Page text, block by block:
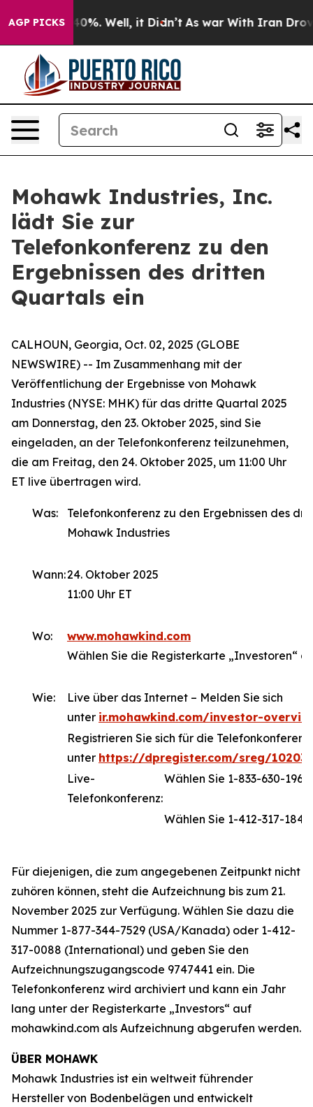
AGP PICKS40%. Well, it Didn’t As war With Iran Drove
Mohawk Industries, Inc.
lädt Sie zur
Telefonkonferenz zu den
Ergebnissen des dritten
Quartals ein
CALHOUN, Georgia, Oct. 02, 2025 (GLOBE
NEWSWIRE) -- Im Zusammenhang mit der
Veröffentlichung der Ergebnisse von Mohawk
Industries (NYSE: MHK) für das dritte Quartal 2025
am Donnerstag, den 23. Oktober 2025, sind Sie
eingeladen, an der Telefonkonferenz teilzunehmen,
die am Freitag, den 24. Oktober 2025, um 11:00 Uhr
ET live übertragen wird.
Was:
Telefonkonferenz zu den Ergebnissen des
Mohawk Industries
Wann:24. Oktober 2025
11:00 Uhr ET
Wo:
www.mohawkind.com
Wählen Sie die Registerkarte „Investoren“
Wie:
Live über das Internet – Melden Sie sich
unter ir.mohawkind.com/investor-
Registrieren Sie sich für die Telefonkonferenz
unter https://dpregister.com/sreg/
Live-
Telefonkonferenz:
Wählen Sie 1-833-630-
Wählen Sie 1-412-317-
Für diejenigen, die zum angegebenen Zeitpunkt nicht
zuhören können, steht die Aufzeichnung bis zum 21.
November 2025 zur Verfügung. Wählen Sie dazu die
Nummer 1-877-344-7529 (USA/Kanada) oder 1-412-
317-0088 (International) und geben Sie den
Aufzeichnungszugangscode 9747441 ein. Die
Telefonkonferenz wird archiviert und kann ein Jahr
lang unter der Registerkarte „Investors“ auf
mohawkind.com als Aufzeichnung abgerufen werden.
ÜBER MOHAWK
Mohawk Industries ist ein weltweit führender
Hersteller von Bodenbelägen und entwickelt